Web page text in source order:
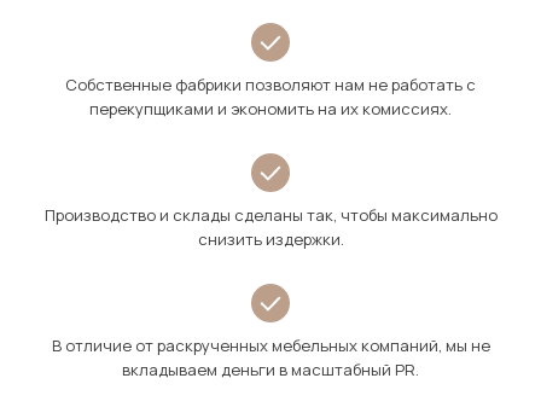
Собственные фабрики позволяют нам не работать с
перекупщиками и экономить на их комиссиях.
Производство и склады сделаны так, чтобы максимально
снизить издержки.
В отличие от раскрученных мебельных компаний, мы не
вкладываем деньги в масштабный PR.